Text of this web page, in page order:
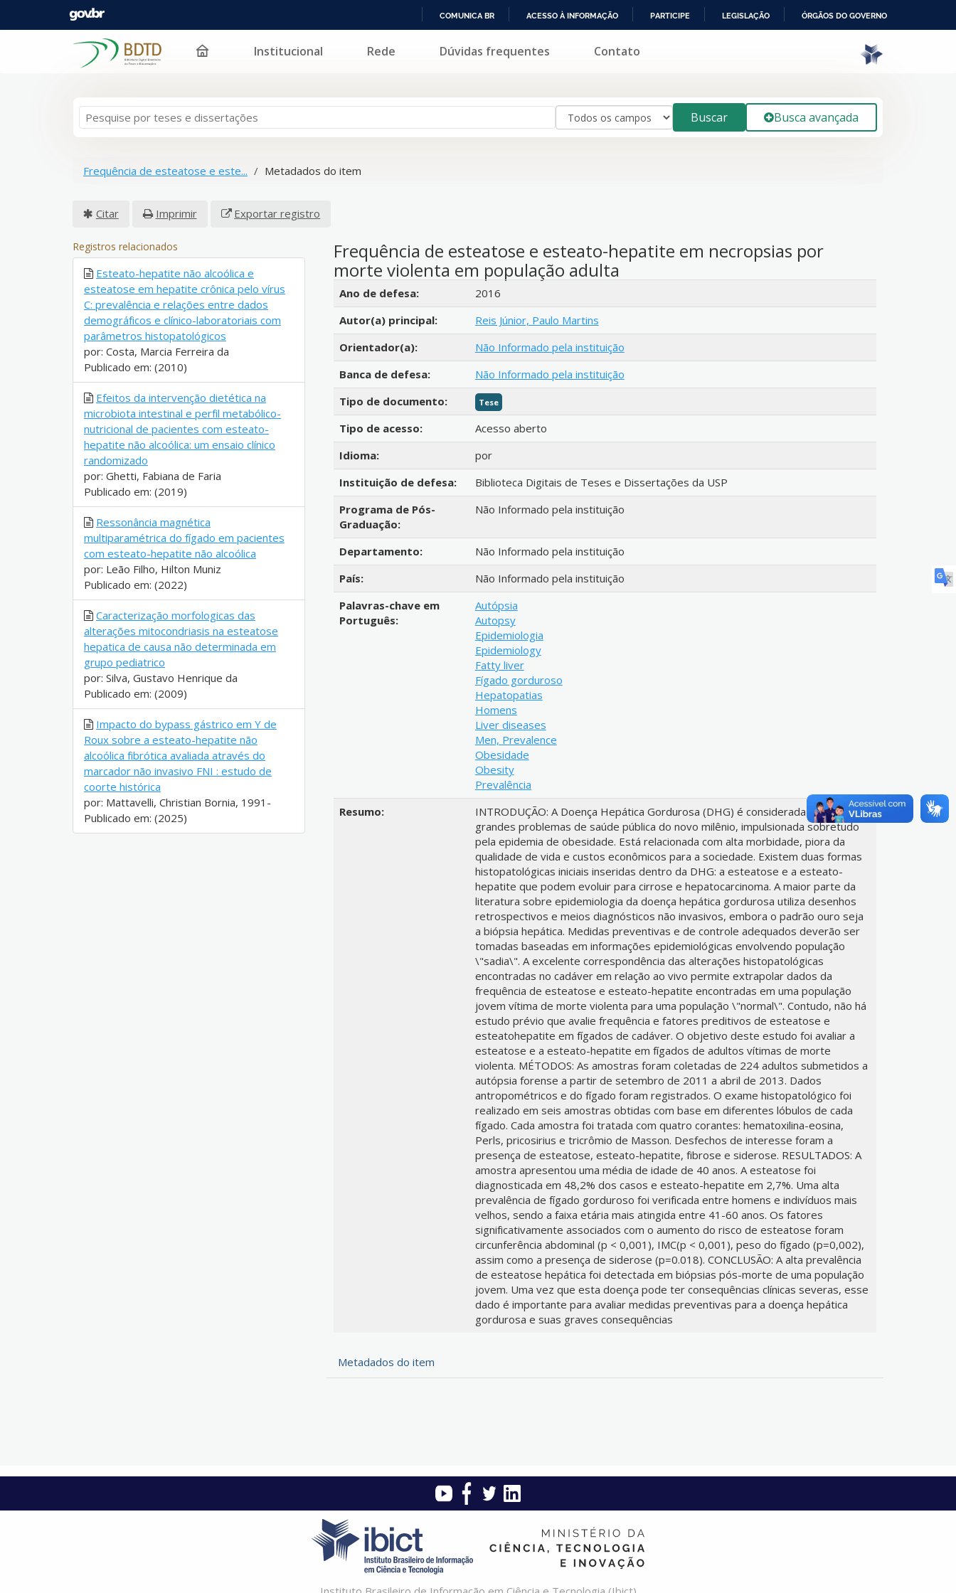
PARA
COMUNICA BR ACESSO À INFORMAÇÃO PARTICIPE LEGISLAÇÃO ÓRGÃOS DO GOVERNO
Pular para o conteúdo Institucional Rede Dúvidas frequentes Contato
Buscar Busca avançada
Frequência de esteatose e este... Metadados do item
Citar Imprimir Exportar registro
Frequência de esteatose e esteato-hepatite em necropsias por
morte violenta em população adulta
Detalhes bibliográficos
Ano de defesa:
2016
Autor(a) principal:
Reis Júnior, Paulo Martins
Orientador(a):
Não Informado pela instituição
Banca de defesa:
Não Informado pela instituição
Tipo de documento:
Tese
Tipo de acesso:
Acesso aberto
Idioma:
por
Instituição de defesa:
Biblioteca Digitais de Teses e Dissertações da USP
Programa de Pós-
Graduação:
Não Informado pela instituição
Departamento:
Não Informado pela instituição
País:
Não Informado pela instituição
Palavras-chave em
Português:
Autópsia
Autopsy
Epidemiologia
Epidemiology
Fatty liver
Fígado gorduroso
Hepatopatias
Homens
Liver diseases
Men, Prevalence
Obesidade
Obesity
Prevalência
Resumo:
INTRODUÇÃO: A Doença Hepática Gordurosa (DHG) é considerada um dos
grandes problemas de saúde pública do novo milênio, impulsionada sobretudo
pela epidemia de obesidade. Está relacionada com alta morbidade, piora da
qualidade de vida e custos econômicos para a sociedade. Existem duas formas
histopatológicas iniciais inseridas dentro da DHG: a esteatose e a esteato-
hepatite que podem evoluir para cirrose e hepatocarcinoma. A maior parte da
literatura sobre epidemiologia da doença hepática gordurosa utiliza desenhos
retrospectivos e meios diagnósticos não invasivos, embora o padrão ouro seja
a biópsia hepática. Medidas preventivas e de controle adequados deverão ser
tomadas baseadas em informações epidemiológicas envolvendo população
\"sadia\". A excelente correspondência das alterações histopatológicas
encontradas no cadáver em relação ao vivo permite extrapolar dados da
frequência de esteatose e esteato-hepatite encontradas em uma população
jovem vítima de morte violenta para uma população \"normal\". Contudo, não há
estudo prévio que avalie frequência e fatores preditivos de esteatose e
esteatohepatite em fígados de cadáver. O objetivo deste estudo foi avaliar a
esteatose e a esteato-hepatite em fígados de adultos vítimas de morte
violenta. MÉTODOS: As amostras foram coletadas de 224 adultos submetidos a
autópsia forense a partir de setembro de 2011 a abril de 2013. Dados
antropométricos e do fígado foram registrados. O exame histopatológico foi
realizado em seis amostras obtidas com base em diferentes lóbulos de cada
fígado. Cada amostra foi tratada com quatro corantes: hematoxilina-eosina,
Perls, pricosirius e tricrômio de Masson. Desfechos de interesse foram a
presença de esteatose, esteato-hepatite, fibrose e siderose. RESULTADOS: A
amostra apresentou uma média de idade de 40 anos. A esteatose foi
diagnosticada em 48,2% dos casos e esteato-hepatite em 2,7%. Uma alta
prevalência de fígado gorduroso foi verificada entre homens e indivíduos mais
velhos, sendo a faixa etária mais atingida entre 41-60 anos. Os fatores
significativamente associados com o aumento do risco de esteatose foram
circunferência abdominal (p < 0,001), IMC(p < 0,001), peso do fígado (p=0,002),
assim como a presença de siderose (p=0.018). CONCLUSÃO: A alta prevalência
de esteatose hepática foi detectada em biópsias pós-morte de uma população
jovem. Uma vez que esta doença pode ter consequências clínicas severas, esse
dado é importante para avaliar medidas preventivas para a doença hepática
gordurosa e suas graves consequências
Metadados do item
Registros relacionados
Esteato-hepatite não alcoólica e
esteatose em hepatite crônica pelo vírus
C: prevalência e relações entre dados
demográficos e clínico-laboratoriais com
parâmetros histopatológicos
por: Costa, Marcia Ferreira da
Publicado em: (2010)
Efeitos da intervenção dietética na
microbiota intestinal e perfil metabólico-
nutricional de pacientes com esteato-
hepatite não alcoólica: um ensaio clínico
randomizado
por: Ghetti, Fabiana de Faria
Publicado em: (2019)
Ressonância magnética
multiparamétrica do fígado em pacientes
com esteato-hepatite não alcoólica
por: Leão Filho, Hilton Muniz
Publicado em: (2022)
Caracterização morfologicas das
alterações mitocondriasis na esteatose
hepatica de causa não determinada em
grupo pediatrico
por: Silva, Gustavo Henrique da
Publicado em: (2009)
Impacto do bypass gástrico em Y de
Roux sobre a esteato-hepatite não
alcoólica fibrótica avaliada através do
marcador não invasivo FNI : estudo de
coorte histórica
por: Mattavelli, Christian Bornia, 1991-
Publicado em: (2025)